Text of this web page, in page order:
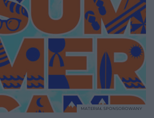
MATERIAŁ SPONSOROWANY